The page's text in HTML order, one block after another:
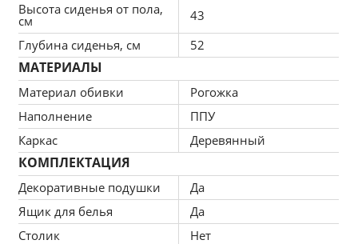
Воздухопроницаемость
— ткань пропускает
воздух, не накапливает влагу, сохраняет свежесть.
Уход прост, не требует специальных средств.
Эластичность и износостойкость
быстро восстанавливает форму, не проседает и не
образует вмятин даже при интенсивной
эксплуатации.
Высота сиденья от пола,
см
43
Глубина сиденья, см
52
МАТЕРИАЛЫ
Материал обивки
Рогожка
Наполнение
ППУ
Каркас
Деревянный
КОМПЛЕКТАЦИЯ
Декоративные подушки
Да
Ящик для белья
Да
Столик
Нет